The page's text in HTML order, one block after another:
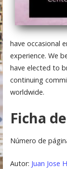
have occasional
experience. We
have elected to
continuing
worldwide.
Ficha
Número de
Autor: Juan Jose